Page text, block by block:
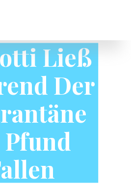
Ließ
Der